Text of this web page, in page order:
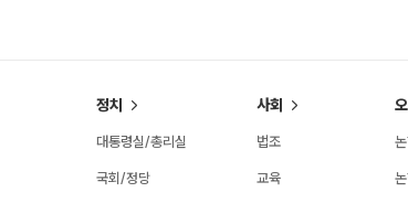
정치
대통령실/총리실
국회/정당
사회
법조
교육